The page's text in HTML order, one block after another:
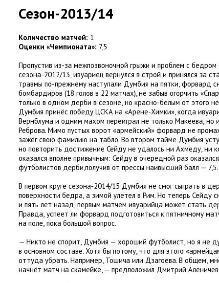
Сезон-2013/14
Количество матчей: 1
Оценки «Чемпионата»: 7,5
Пропустив из-за межпозвоночной грыжи и проблем с
сезона-2012/13, ивуариец вернулся в строй и принялся за
травмы по-прежнему наступали Думбия на пятки, форвард
бомбардиров (18 голов в 22 матчах), не забыв огорчить «
только в одном дерби в сезоне, но красно-белым от этого
Думбия принёс победу ЦСКА на «Арене-Химки», когда
Вернблума и одним махом переиграл не только Макеева, но
Реброва. Мимо пустых ворот «армейский» форвард не
зажёг свою фамилию на табло. Во втором тайме Думбия
но повторить достижение Сейду не удалось ни Ахмеду, ни
оказался вполне привычным: Сейду в очередной раз
футболистов дерби,получив от прессы наивысший балл — 7,5.
В первом круге сезона-2014/15 Думбия не смог сыграть в
поверхности бедра, а зимой улетел в Рим. Но теперь Сейду
и пять лет назад, первым матчем ивуарийца может стать
Правда, успеет ли форвард подготовиться к пятничному
на поле, пока большой вопрос.
— Никто не спорит, Думбия — хороший футболист, но я не
в основном составе. Хотя бы потому, что для этого «
оттуда убрать. Например, Тошича или Дзагоева. В общем,
начнёт матч на скамейке, — предположил Дмитрий Аленичев